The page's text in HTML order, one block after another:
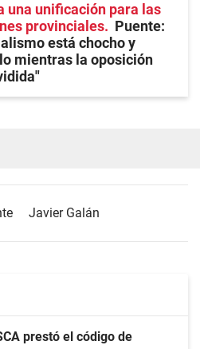
una unificación para las
provinciales
Puente:
está chocho y
mientras la oposición
Javier Galán
prestó el código de